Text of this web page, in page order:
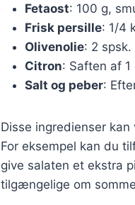
Fetaost: 100 g,
Frisk persille: 1/4
Olivenolie: 2 spsk.
Citron: Saften af 1
Salt og peber:
Disse ingredienser
For eksempel kan du
give salaten et ekstra
tilgængelige om